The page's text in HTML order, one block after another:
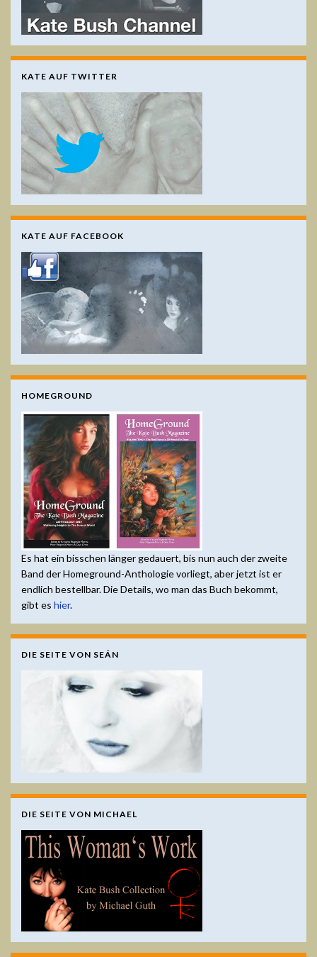
KATE AUF TWITTER
KATE AUF FACEBOOK
HOMEGROUND
Es hat ein bisschen länger gedauert, bis nun auch der zweite
Band der Homeground-Anthologie vorliegt, aber jetzt ist er
endlich bestellbar. Die Details, wo man das Buch bekommt,
gibt es hier.
DIE SEITE VON SEÁN
DIE SEITE VON MICHAEL